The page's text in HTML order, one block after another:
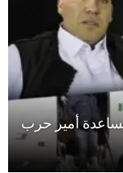
أمير حرب